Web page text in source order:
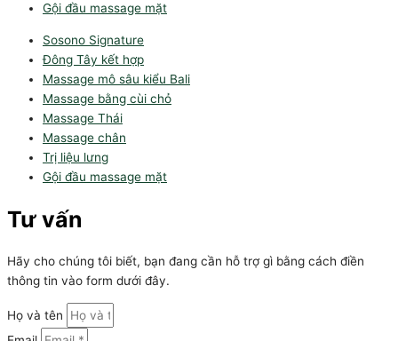
Gội đầu massage mặt
Sosono Signature
Đông Tây kết hợp
Massage mô sâu kiểu Bali
Massage bằng cùi chỏ
Massage Thái
Massage chân
Trị liệu lưng
Gội đầu massage mặt
Tư vấn
Hãy cho chúng tôi biết, bạn đang cần hỗ trợ gì bằng cách điền
thông tin vào form dưới đây.
Họ và tên